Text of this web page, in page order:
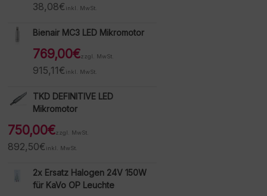
38,08€ inkl. MwSt.
Bienair MC3 LED Mikromotor
769,00€zzgl. MwSt.
915,11€ inkl. MwSt.
TKD DEFINITIVE LED
Mikromotor
750,00€zzgl. MwSt.
892,50€ inkl. MwSt.
2x Ersatz Halogen 24V 150W
für KaVo OP Leuchte